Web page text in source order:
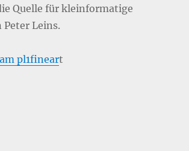
Quelle für kleinformatige
Leins.
pl1fineart